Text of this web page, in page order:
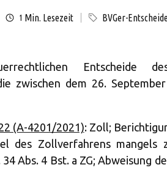
1 Min. Lesezeit BVGer-
Entscheide
zwischen dem 26.
(A-4201/2021): Zoll;
des Zollverfahrens mangels
Abs. 4 Bst. a ZG; Abweisung